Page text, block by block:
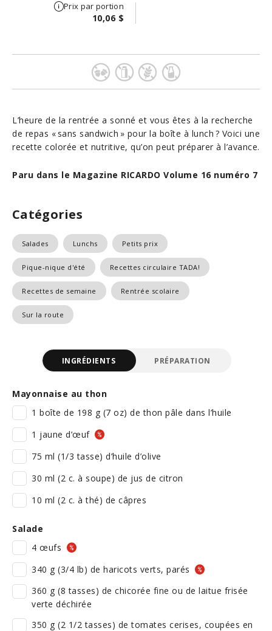
Prix par portion
10,06 $
L’heure de la rentrée a sonné et vous êtes à la recherche
de repas « sans sandwich » pour la boîte à lunch ? Voici une
recette colorée et nutritive, qu’on peut préparer à l’avance.
Paru dans le Magazine RICARDO Volume 16 numéro 7
Catégories
Salades Lunchs Petits prix
Pique-nique d'été Recettes circulaire TADA!
Recettes de semaine Rentrée scolaire
Sur la route
INGRÉDIENTS PRÉPARATION
Mayonnaise au thon
1 boîte de 198 g (7 oz) de thon pâle dans l’huile
1 jaune d’œuf
75 ml (1/3 tasse) d’huile d’olive
30 ml (2 c. à soupe) de jus de citron
10 ml (2 c. à thé) de câpres
Salade
4 œufs
340 g (3/4 lb) de haricots verts, parés
360 g (8 tasses) de chicorée fine ou de laitue frisée
verte déchirée
350 g (2 1/2 tasses) de tomates cerises, coupées en